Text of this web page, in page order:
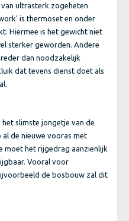
ultrasterk zogeheten
is thermoset en onder
Hiermee is het gewicht niet
sterker geworden. Andere
dan noodzakelijk
dat tevens dienst doet als
het slimste jongetje van de
al de nieuwe vooras met
moet het rijgedrag aanzienlijk
Vooral voor
de bosbouw zal dit